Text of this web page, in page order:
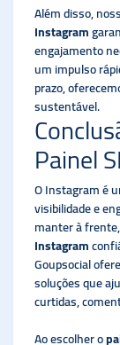
Além disso,
Instagram
engajamento
um impulso
prazo,
sustentável.
Painel
O Instagram é
visibilidade e
manter à
Instagram
Goupsocial
soluções que
curtidas,
Ao escolher o